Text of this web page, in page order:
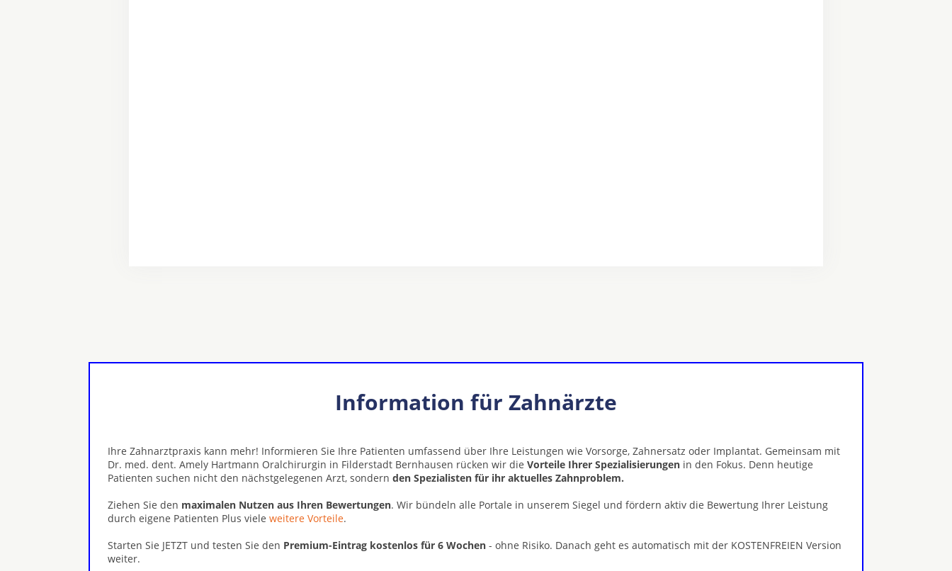
Information für Zahnärzte
Ihre Zahnarztpraxis kann mehr! Informieren Sie Ihre Patienten umfassend über Ihre Leistungen wie Vorsorge, Zahnersatz oder Implantat. Gemeinsam mit
Dr. med. dent. Amely Hartmann Oralchirurgin in Filderstadt Bernhausen rücken wir die Vorteile Ihrer Spezialisierungen in den Fokus. Denn heutige
Patienten suchen nicht den nächstgelegenen Arzt, sondern den Spezialisten für ihr aktuelles Zahnproblem.
Ziehen Sie den maximalen Nutzen aus Ihren Bewertungen. Wir bündeln alle Portale in unserem Siegel und fördern aktiv die Bewertung Ihrer Leistung
durch eigene Patienten Plus viele weitere Vorteile.
Starten Sie JETZT und testen Sie den Premium-Eintrag kostenlos für 6 Wochen - ohne Risiko. Danach geht es automatisch mit der KOSTENFREIEN Version
weiter.